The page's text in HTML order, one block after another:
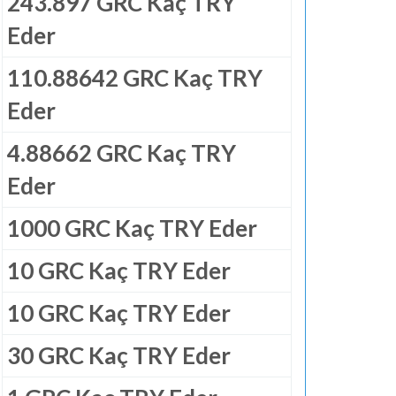
Eder
110.88642 GRC Kaç TRY
Eder
4.88662 GRC Kaç TRY
Eder
1000 GRC Kaç TRY Eder
10 GRC Kaç TRY Eder
10 GRC Kaç TRY Eder
30 GRC Kaç TRY Eder